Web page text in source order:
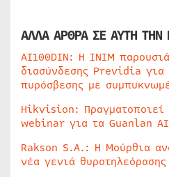
ΑΛΛΑ ΑΡΘΡΑ ΣΕ ΑΥΤΗ ΤΗΝ
AI100DIN: Η INIM
διασύνδεσης Previdia για
πυρόσβεσης με
Hikvision:
webinar για τα Guanlan
Rakson S.A.: Η Μούρθια
νέα γενιά